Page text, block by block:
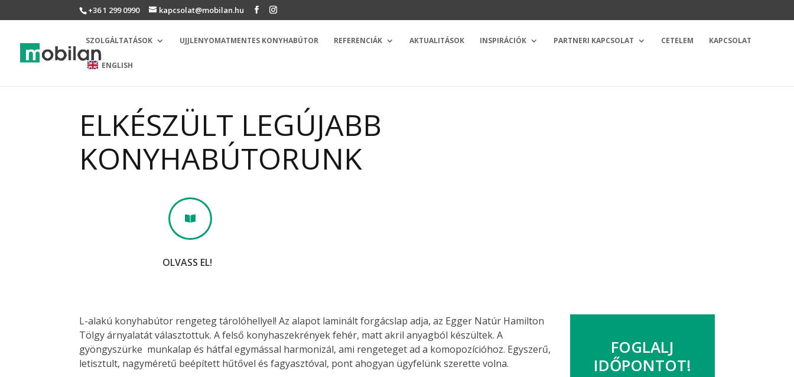
+36 1 299 0990 kapcsolat@mobilan.hu
SZOLGÁLTATÁSOK UJJLENYOMATMENTES KONYHABÚTOR REFERENCIÁK AKTUALITÁSOK INSPIRÁCIÓK PARTNERI KAPCSOLAT CETELEM KAPCSOLAT
ENGLISH
ELKÉSZÜLT LEGÚJABB
KONYHABÚTORUNK

OLVASS EL!
L-alakú konyhabútor rengeteg tárolóhellyel! Az alapot laminált forgácslap adja, az Egger Natúr Hamilton
Tölgy árnyalatát választottuk. A felső konyhaszekrények fehér, matt akril anyagból készültek. A
gyöngyszürke munkalap és hátfal egymással harmonizál, ami rengeteget ad a komopozícióhoz. Egyszerű,
letisztult, nagyméretű beépített hűtővel és fagyasztóval, pont ahogyan ügyfelünk szerette volna.
FOGLALJ
IDŐPONTOT!